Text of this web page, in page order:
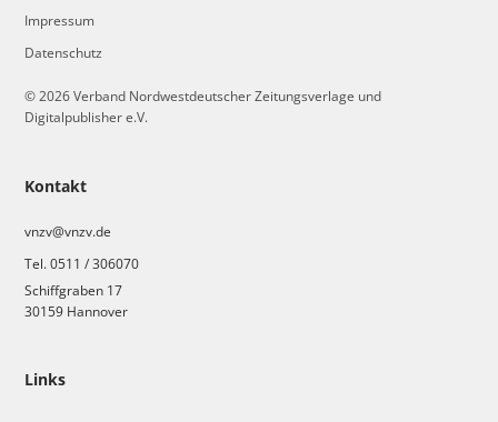
Links
Kontakt
vnzv@vnzv.de
Tel. 0511 / 306070
Schiffgraben 17
30159 Hannover
Impressum
Datenschutz
© 2026 Verband Nordwestdeutscher Zeitungsverlage und
Digitalpublisher e.V.